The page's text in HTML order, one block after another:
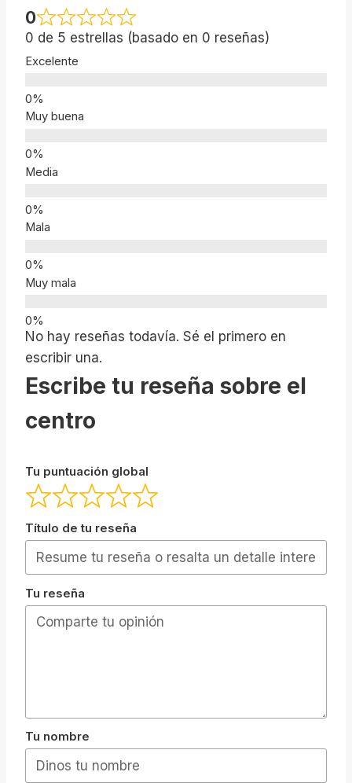
0
0 de 5 estrellas (basado en 0 reseñas)
Excelente
Muy buena
Media
Mala
Muy mala
No hay reseñas todavía. Sé el primero en
escribir una.
Escribe tu reseña sobre el
centro
Tu puntuación global
Título de tu reseña
Tu reseña
Tu nombre